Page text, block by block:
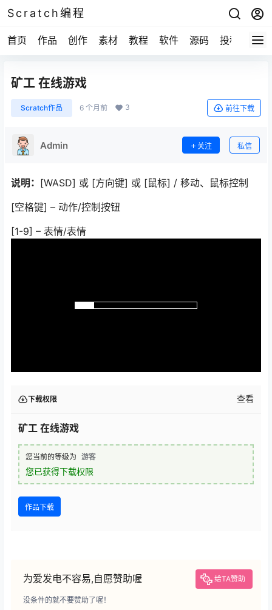
Scratch编程
首页 作品 创作 素材 教程 软件 源码 投稿 关于
矿工 在线游戏
Scratch作品 6 个月前 3 前往下载
Admin 关注 私信
说明： [WASD] 或 [方向键] 或 [鼠标] / 移动、鼠标控制
[空格键] – 动作/控制按钮
[1-9] – 表情/表情
下载权限 查看
矿工 在线游戏
您当前的等级为 游客
您已获得下载权限
作品下载
为爱发电不容易,自愿赞助喔 给TA赞助
没条件的就不要赞助了喔！